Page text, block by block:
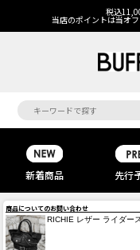
税込
当店のポイントは当オ
新着商品 先行
商品についてのお問い合わせ
RICHIE レザー ライダー